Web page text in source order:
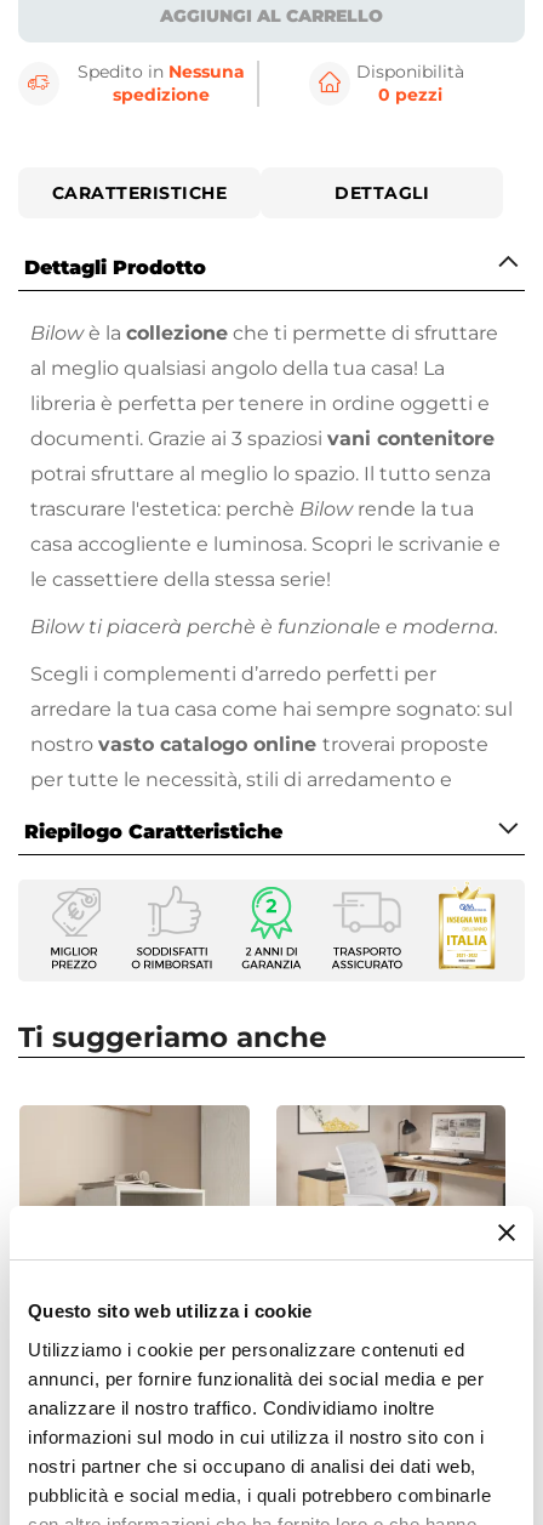
Questo sito web utilizza i cookie
Utilizziamo i cookie per personalizzare contenuti ed
annunci, per fornire funzionalità dei social media e per
analizzare il nostro traffico. Condividiamo inoltre
informazioni sul modo in cui utilizza il nostro sito con i
nostri partner che si occupano di analisi dei dati web,
pubblicità e social media, i quali potrebbero combinarle
AGGIUNGI AL CARRELLO
Spedito in Nessuna
spedizione
Disponibilità
0 pezzi
CARATTERISTICHE DETTAGLI
Dettagli Prodotto
Bilowè la collezione che ti permette di sfruttare
al meglio qualsiasi angolo della tua casa! La
libreria è perfetta per tenere in ordine oggetti e
documenti. Grazie ai 3 spaziosi vani contenitore
potrai sfruttare al meglio lo spazio. Il tutto senza
trascurare l'estetica: perchè Bilow rende la tua
casa accogliente e luminosa. Scopri le scrivanie e
le cassettiere della stessa serie!
Bilow ti piacerà perchè è funzionale e moderna.
Scegli i complementi d’arredo perfetti per
arredare la tua casa come hai sempre sognato: sul
nostro vasto catalogo online troverai proposte
per tutte le necessità, stili di arredamento e
Riepilogo Caratteristiche
Caratteristiche
Tipologia
Mobile multiuso
Larghezza
Profondità
Colore Struttura
Finitura
Lucido
Struttura
Ante
Numero Ante
2 ante
Numero Vani
Ti suggeriamo anche
PUZZLE-BM
Cubo modulare effetto
rovere bianco con mensola
- Puzzle
CODICE: REX-B
Sedia da ufficio girevole in
tessuto mesh bianco e
schienale traspirante con
base cromata - Storex